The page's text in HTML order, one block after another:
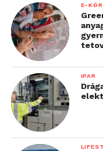
E-
IPAR